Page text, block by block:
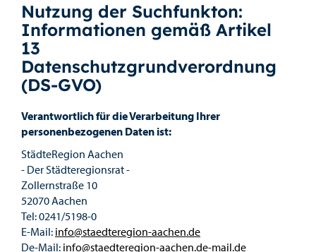
Nutzung der Suchfunkton:
Informationen gemäß Artikel
13
Datenschutzgrundverordnung
(DS-GVO)
Verantwortlich für die Verarbeitung Ihrer
personenbezogenen Daten ist:
StädteRegion Aachen
- Der Städteregionsrat -
Zollernstraße 10
52070 Aachen
Tel: 0241/5198-0
E-Mail: info@staedteregion-aachen.de
De-Mail: info@staedteregion-aachen.de-mail.de